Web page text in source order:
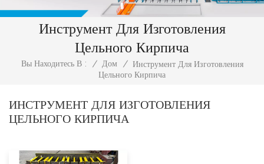
Инструмент Для Изготовления
Цельного Кирпича
Вы Находитесь В : / Дом /
Инструмент Для Изготовления
Цельного Кирпича
ИНСТРУМЕНТ ДЛЯ ИЗГОТОВЛЕНИЯ
ЦЕЛЬНОГО КИРПИЧА